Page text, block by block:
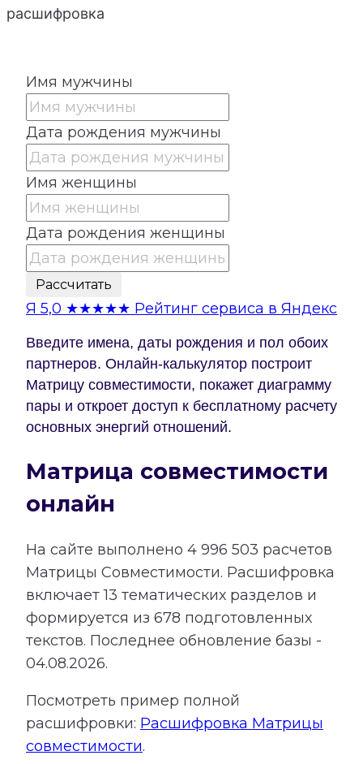
расшифровка
Имя мужчины
Дата рождения мужчины
Имя женщины
Дата рождения женщины
Рассчитать
Я 5,0 ★★★★★ Рейтинг сервиса в Яндекс
Введите имена, даты рождения и пол обоих
партнеров. Онлайн-калькулятор построит
Матрицу совместимости, покажет диаграмму
пары и откроет доступ к бесплатному расчету
основных энергий отношений.
Матрица совместимости
онлайн
На сайте выполнено 4 996 503 расчетов
Матрицы Совместимости. Расшифровка
включает13 тематических разделов и
формируется из 678 подготовленных
текстов. Последнее обновление базы -
04.08.2026.
Посмотреть пример полной
расшифровки: Расшифровка Матрицы
совместимости.